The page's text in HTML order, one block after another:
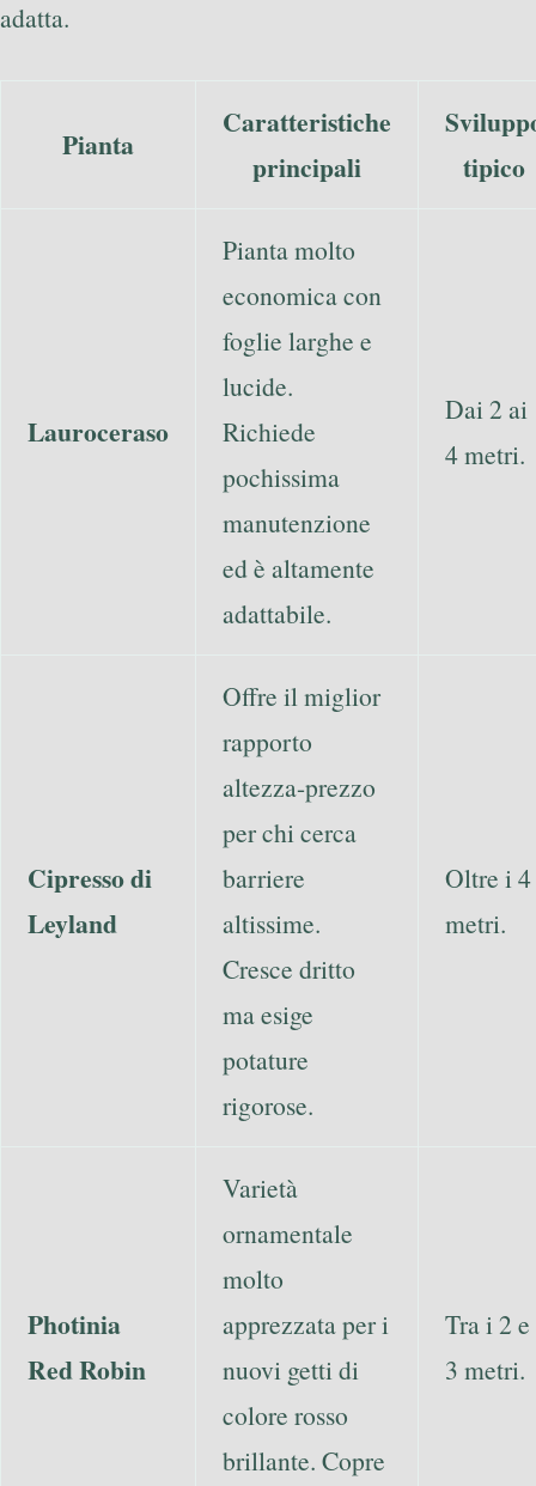
adatta.
Pianta
Caratteristiche
principali
tipico
Lauroceraso
Pianta molto
economica con
foglie larghe e
lucide.
Richiede
pochissima
manutenzione
ed è altamente
adattabile.
Dai 2 ai
4 metri.
Cipresso di
Leyland
Offre il miglior
rapporto
altezza-prezzo
per chi cerca
barriere
altissime.
Cresce dritto
ma esige
potature
rigorose.
Oltre i 4
metri.
Photinia
Red Robin
Varietà
ornamentale
molto
apprezzata per i
nuovi getti di
colore rosso
brillante. Copre
Tra i 2
3 metri.